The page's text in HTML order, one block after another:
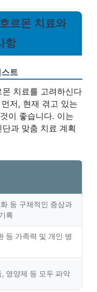
르몬 치료와
항
트
치료를 고려하신다
저, 현재 겪고 있는
이 좋습니다. 이는
과 맞춤 치료 계획
등 구체적인 증상과
록
등 가족력 및 개인 병
영양제 등 모두 파악